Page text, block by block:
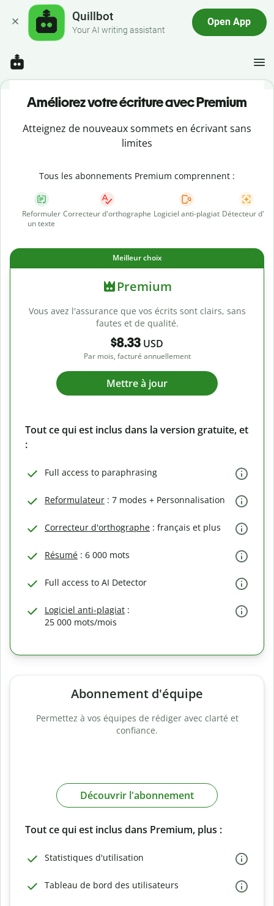
Quillbot
Your AI writing assistant
Open App
Améliorez votre écriture avec Premium
Atteignez de nouveaux sommets en écrivant sans
limites
Tous les abonnements Premium comprennent :
Reformuler
un texte
Correcteur d'orthographe Logiciel anti-plagiat Détecteur d'IA
Meilleur choix
Premium
Vous avez l'assurance que vos écrits sont clairs, sans
fautes et de qualité.
$8.33 USD
Par mois, facturé annuellement
Mettre à jour
Tout ce qui est inclus dans la version gratuite, et
:
Full access to paraphrasing
Reformulateur : 7 modes + Personnalisation
Correcteur d'orthographe : français et plus
Résumé : 6 000 mots
Full access to AI Detector
Logiciel anti-plagiat :
25 000 mots/mois
Abonnement d'équipe
Permettez à vos équipes de rédiger avec clarté et
confiance.
Découvrir l'abonnement
Tout ce qui est inclus dans Premium, plus :
Statistiques d'utilisation
Tableau de bord des utilisateurs